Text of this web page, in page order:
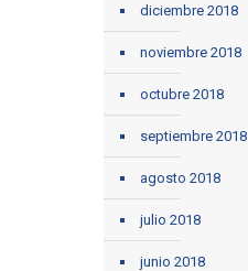
diciembre 2018
noviembre 2018
octubre 2018
septiembre 2018
agosto 2018
julio 2018
junio 2018